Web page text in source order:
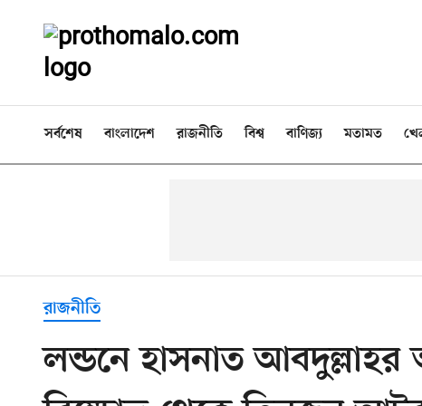
সর্বশেষ বাংলাদেশ রাজনীতি বিশ্ব বাণিজ্য মতামত
রাজনীতি
লন্ডনে হাসনাত আবদুল্লাহর